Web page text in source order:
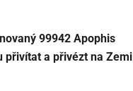
99942 Apophis
přivítat a přivézt na Zemi